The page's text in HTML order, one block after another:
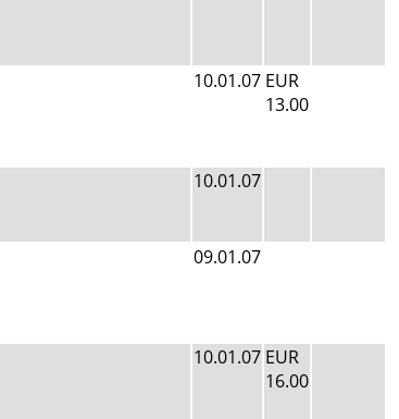
10.01.07 EUR
13.00
10.01.07
09.01.07
10.01.07 EUR
16.00